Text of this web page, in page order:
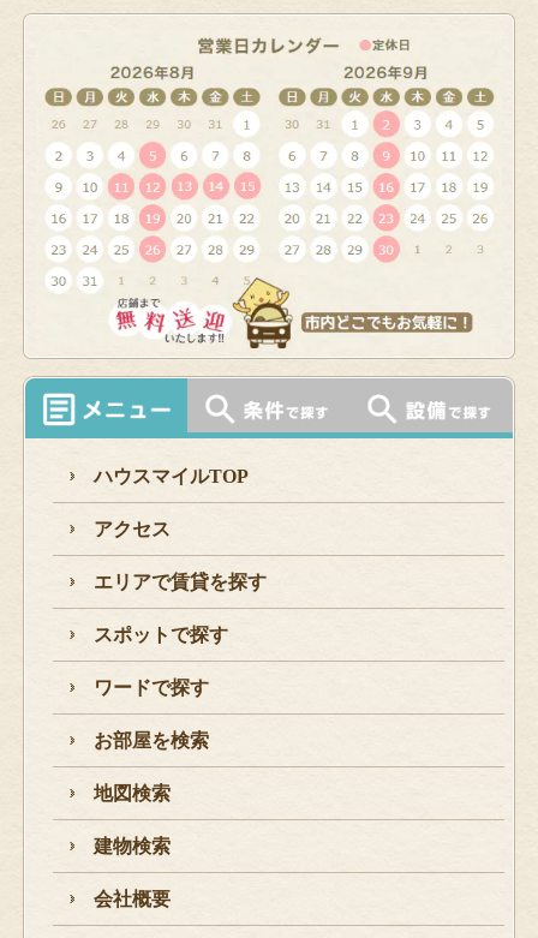
ハウスマイルTOP
アクセス
エリアで賃貸を探す
スポットで探す
ワードで探す
お部屋を検索
地図検索
建物検索
会社概要